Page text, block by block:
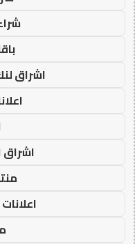
اشراق
اشراق
اعلانات